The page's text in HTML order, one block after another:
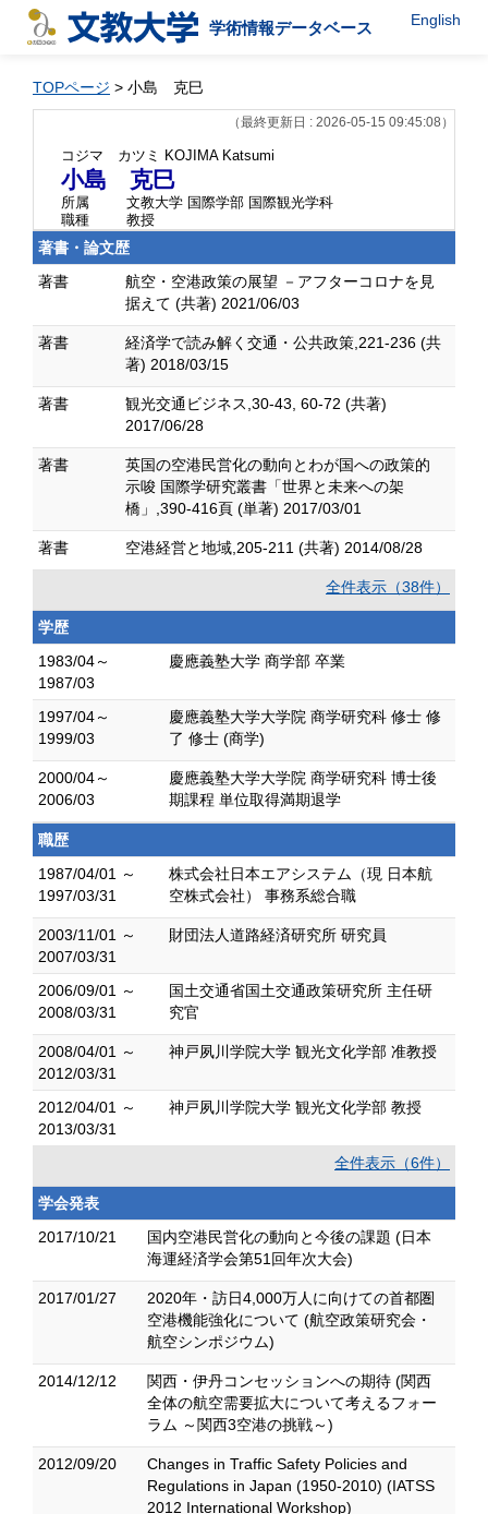
学術情報データベース English
TOPページ > 小島 克巳
（最終更新日 : 2026-05-15 09:45:08）
コジマ カツミ KOJIMA Katsumi
小島 克巳
所属
文教大学 国際学部 国際観光学科
職種
教授
著書・論文歴
著書
航空・空港政策の展望 －アフターコロナを見
据えて (共著) 2021/06/03
著書
経済学で読み解く交通・公共政策,221-236 (共
著) 2018/03/15
著書
観光交通ビジネス,30-43, 60-72 (共著)
2017/06/28
著書
英国の空港民営化の動向とわが国への政策的
示唆 国際学研究叢書「世界と未来への架
橋」,390-416頁 (単著) 2017/03/01
著書 空港経営と地域,205-211 (共著) 2014/08/28
全件表示（38件）
学歴
1983/04～
1987/03
慶應義塾大学 商学部 卒業
1997/04～
1999/03
慶應義塾大学大学院 商学研究科 修士 修
了 修士 (商学)
2000/04～
2006/03
慶應義塾大学大学院 商学研究科 博士後
期課程 単位取得満期退学
職歴
1987/04/01 ～
1997/03/31
株式会社日本エアシステム（現 日本航
空株式会社） 事務系総合職
2003/11/01 ～
2007/03/31
財団法人道路経済研究所 研究員
2006/09/01 ～
2008/03/31
国土交通省国土交通政策研究所 主任研
究官
2008/04/01 ～
2012/03/31
神戸夙川学院大学 観光文化学部 准教授
2012/04/01 ～
2013/03/31
神戸夙川学院大学 観光文化学部 教授
全件表示（6件）
学会発表
2017/10/21
国内空港民営化の動向と今後の課題 (日本
海運経済学会第51回年次大会)
2017/01/27
2020年・訪日4,000万人に向けての首都圏
空港機能強化について (航空政策研究会・
航空シンポジウム)
2014/12/12
関西・伊丹コンセッションへの期待 (関西
全体の航空需要拡大について考えるフォー
ラム ～関西3空港の挑戦～)
2012/09/20
Changes in Traffic Safety Policies and
Regulations in Japan (1950-2010) (IATSS
2012 International Workshop)